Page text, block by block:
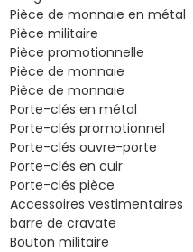
Pièce de monnaie en métal
Pièce militaire
Pièce promotionnelle
Pièce de monnaie
Pièce de monnaie
Porte-clés en métal
Porte-clés promotionnel
Porte-clés ouvre-porte
Porte-clés en cuir
Porte-clés pièce
Accessoires vestimentaires
barre de cravate
Bouton militaire